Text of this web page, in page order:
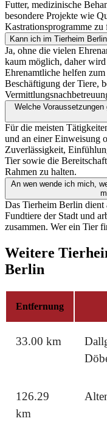
Futter, medizinische
besondere Projekte wie
Kastrationsprogramme zu
Kann ich im Tierheim
Ja, ohne die vielen
kaum möglich, daher
Ehrenamtliche helfen
Beschäftigung der Tiere,
Welche
Für die meisten
und an einer Einweisung
Zuverlässigkeit,
Tier sowie die
Rahmen zu halten.
An wen wende ich mich,
Das Tierheim Berlin
Fundtiere der Stadt und
zusammen. Wer ein Tier
Weitere
Berlin
Entfernung
33.00 km
126.29
km